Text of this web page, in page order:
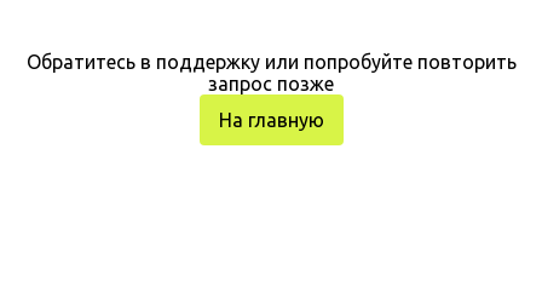
Обратитесь в поддержку или попробуйте повторить
запрос позже
На главную